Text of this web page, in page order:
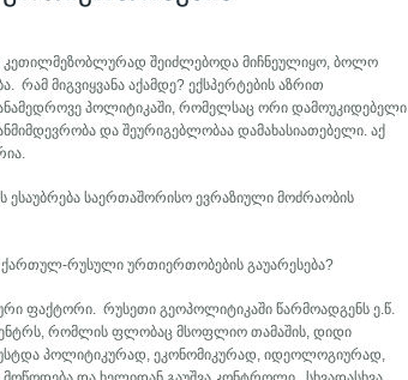
შეიძლებოდა მიჩნეულიყო, ბოლო
რამ მიგვიყვანა აქამდე? ექსპერტების აზრით
პოლიტიკაში, რომელსაც ორი დამოუკიდებელი
და შეურიგებლობაა დამახასიათებელი. აქ
ესაუბრება საერთაშორისო ევრაზიული მოძრაობის
რუსული ურთიერთობების გაუარესება?
ფაქტორი. რუსეთი გეოპოლიტიკაში წარმოადგენს ე.წ.
რომლის ფლობაც მსოფლიო თამაშის, დიდი
პოლიტიკურად, ეკონომიკურად, იდეოლოგიურად,